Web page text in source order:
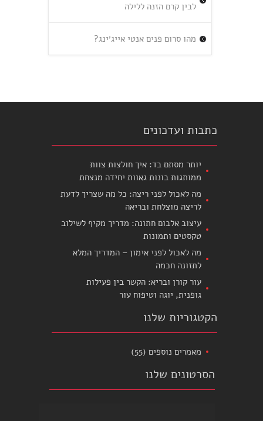
לבין קרם הזנה ללילה
מהו סרום פנים אנטי אייג׳ינג?
כתבות ועדכונים
יותר מסתם בד: איך חולצות צוות
ממותגות בונות גאוות יחידה מנצחת
מה לאכול לפני ריצה: כל מה שצריך לדעת
לריצה מוצלחת ובריאה
עיצוב אלבום חתונה: מדריך מקיף לשילוב
טקסטים ותמונות
מה לאכול לפני אימון – המדריך המלא
לתזונה חכמה
עור קורן ובריא: הקשר בין פעילות
גופנית, יוגה וטיפוח עור
הקטגוריות שלנו
מאמרים נוספים (55)
הסרטונים שלנו